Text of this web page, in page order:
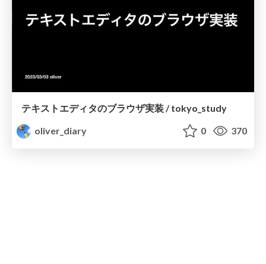
テキストエディタのブラウザ実装 / tokyo_study
oliver_diary
0 370